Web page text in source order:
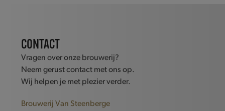
CONTACT
Vragen over onze brouwerij?
Neem gerust contact met ons op.
Wij helpen je met plezier verder.
Brouwerij Van Steenberge